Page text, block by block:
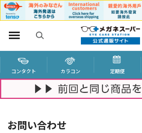
コンタクト カラコン 定期便
お問い合わせ